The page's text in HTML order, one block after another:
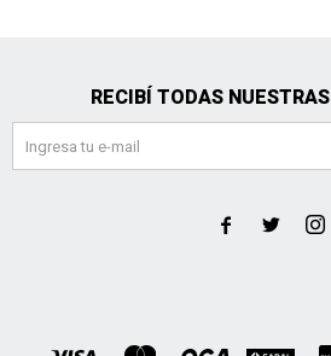
RECIBÍ TODAS
  